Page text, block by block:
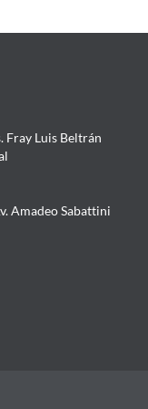
Fray Luis Beltrán
Amadeo Sabattini